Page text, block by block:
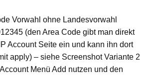
Vorwahl ohne Landesvorwahl
(den Area Code gibt man direkt
Account Seite ein und kann ihn dort
apply) – siehe Screenshot Variante 2
Account Menü Add nutzen und den